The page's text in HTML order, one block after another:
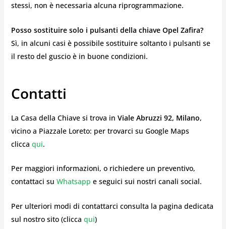
stessi, non è necessaria alcuna riprogrammazione.
Posso sostituire solo i pulsanti della chiave Opel Zafira?
Sì, in alcuni casi è possibile sostituire soltanto i pulsanti se
il resto del guscio è in buone condizioni.
Contatti
La Casa della Chiave si trova in Viale Abruzzi 92, Milano,
vicino a Piazzale Loreto: per trovarci su Google Maps
clicca qui.
Per maggiori informazioni, o richiedere un preventivo,
contattaci su Whatsapp e seguici sui nostri canali social.
Per ulteriori modi di contattarci consulta la pagina dedicata
sul nostro sito (clicca qui)